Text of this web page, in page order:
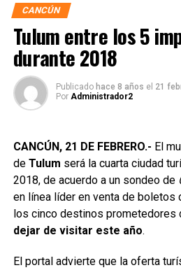
CANCÚN
Tulum entre los 5
durante 2018
Publicado hace 8 años el 21
Por Administrador2
CANCÚN, 21 DE FEBRERO.- El
de Tulum será la cuarta ciudad
2018, de acuerdo a un sondeo de
en línea líder en venta de boletos
los cinco destinos prometedores
dejar de visitar este año.
El portal advierte que la oferta